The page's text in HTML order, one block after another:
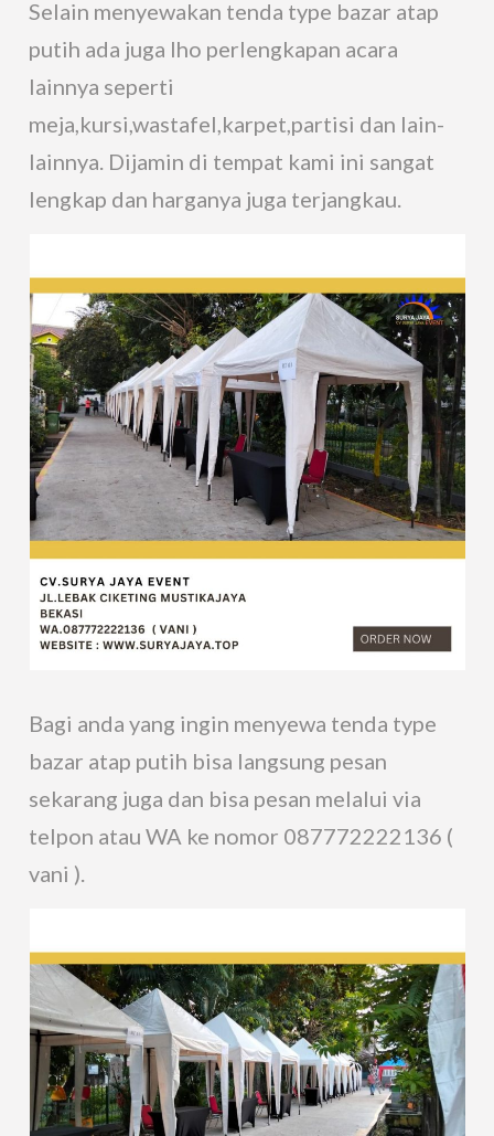
Selain menyewakan tenda type bazar atap
putih ada juga lho perlengkapan acara
lainnya seperti
meja,kursi,wastafel,karpet,partisi dan lain-
lainnya. Dijamin di tempat kami ini sangat
lengkap dan harganya juga terjangkau.
Bagi anda yang ingin menyewa tenda type
bazar atap putih bisa langsung pesan
sekarang juga dan bisa pesan melalui via
telpon atau WA ke nomor 087772222136 (
vani ).